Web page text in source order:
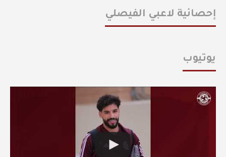
إحصائية لاعبي الفيصلي
يوتيوب